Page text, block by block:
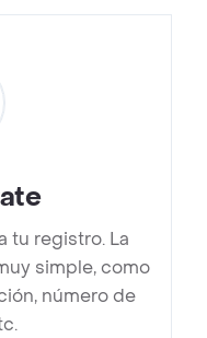
tu registro. La
simple, como
número de